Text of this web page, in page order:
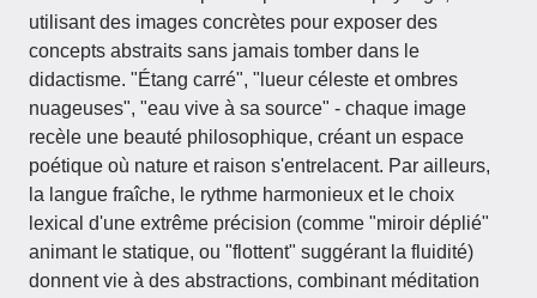
utilisant des images concrètes pour exposer des
concepts abstraits sans jamais tomber dans le
didactisme. "Étang carré", "lueur céleste et ombres
nuageuses", "eau vive à sa source" - chaque image
recèle une beauté philosophique, créant un espace
poétique où nature et raison s'entrelacent. Par ailleurs,
la langue fraîche, le rythme harmonieux et le choix
lexical d'une extrême précision (comme "miroir déplié"
animant le statique, ou "flottent" suggérant la fluidité)
donnent vie à des abstractions, combinant méditation